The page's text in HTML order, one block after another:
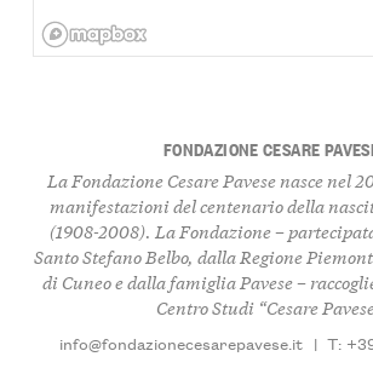
FONDAZIONE CESARE
La Fondazione Cesare Pavese nasce nel
manifestazioni del centenario della
(1908-2008). La Fondazione –
Santo Stefano Belbo, dalla Regione
di Cuneo e dalla famiglia Pavese –
Centro Studi “Cesare
info@fondazionecesarepavese.it | T: